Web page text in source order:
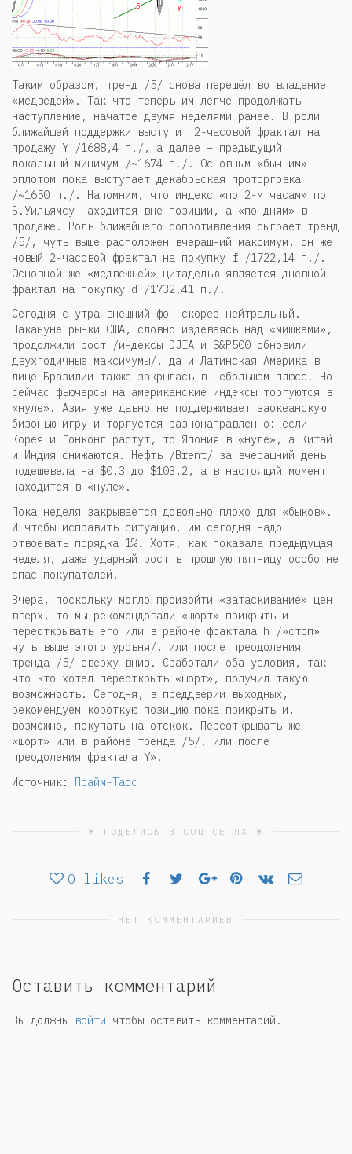
Таким образом, тренд /5/ снова перешёл во владение
«медведей». Так что теперь им легче продолжать
наступление, начатое двумя неделями ранее. В роли
ближайшей поддержки выступит 2-часовой фрактал на
продажу Y /1688,4 п./, а далее – предыдущий
локальный минимум /~1674 п./. Основным «бычьим»
оплотом пока выступает декабрьская проторговка
/~1650 п./. Напомним, что индекс «по 2-м часам» по
Б.Уильямсу находится вне позиции, а «по дням» в
продаже. Роль ближайшего сопротивления сыграет тренд
/5/, чуть выше расположен вчерашний максимум, он же
новый 2-часовой фрактал на покупку f /1722,14 п./.
Основной же «медвежьей» цитаделью является дневной
фрактал на покупку d /1732,41 п./.
Сегодня с утра внешний фон скорее нейтральный.
Накануне рынки США, словно издеваясь над «мишками»,
продолжили рост /индексы DJIA и S&P500 обновили
двухгодичные максимумы/, да и Латинская Америка в
лице Бразилии также закрылась в небольшом плюсе. Но
сейчас фьючерсы на американские индексы торгуются в
«нуле». Азия уже давно не поддерживает заокеанскую
бизонью игру и торгуется разнонаправленно: если
Корея и Гонконг растут, то Япония в «нуле», а Китай
и Индия снижаются. Нефть /Brent/ за вчерашний день
подешевела на $0,3 до $103,2, а в настоящий момент
находится в «нуле».
Пока неделя закрывается довольно плохо для «быков».
И чтобы исправить ситуацию, им сегодня надо
отвоевать порядка 1%. Хотя, как показала предыдущая
неделя, даже ударный рост в прошлую пятницу особо не
спас покупателей.
Вчера, поскольку могло произойти «затаскивание» цен
вверх, то мы рекомендовали «шорт» прикрыть и
переоткрывать его или в районе фрактала h /»стоп»
чуть выше этого уровня/, или после преодоления
тренда /5/ сверху вниз. Сработали оба условия, так
что кто хотел переоткрыть «шорт», получил такую
возможность. Сегодня, в преддверии выходных,
рекомендуем короткую позицию пока прикрыть и,
возможно, покупать на отскок. Переоткрывать же
«шорт» или в районе тренда /5/, или после
преодоления фрактала Y».
Источник: Прайм-Тасс
☀ ПОДЕЛИСЬ В СОЦ СЕТЯХ ☀
0 likes
НЕТ КОММЕНТАРИЕВ
Оставить комментарий
Вы должны войти чтобы оставить комментарий.